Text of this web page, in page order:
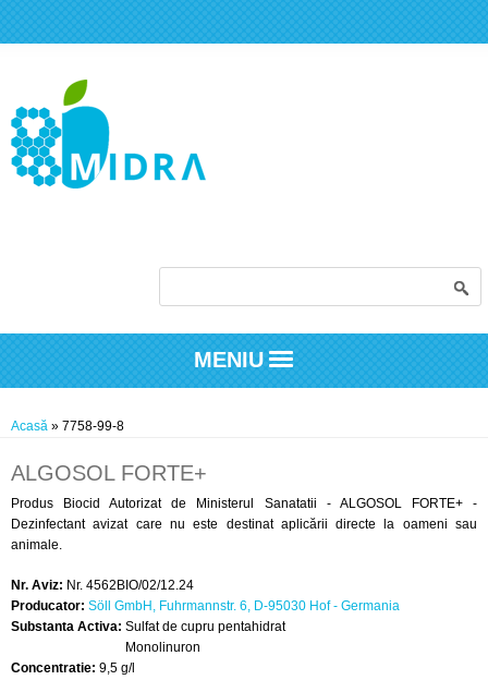
MENIU
Eşti aici
Acasă » 7758-99-8
ALGOSOL FORTE+
Produs Biocid Autorizat de Ministerul Sanatatii - ALGOSOL FORTE+ -
Dezinfectant avizat care nu este destinat aplicării directe la oameni sau
animale.
Nr. Aviz: Nr. 4562BIO/02/12.24
Producator: Söll GmbH, Fuhrmannstr. 6, D-95030 Hof - Germania
Substanta Activa: Sulfat de cupru pentahidrat
Monolinuron
Concentratie: 9,5 g/l